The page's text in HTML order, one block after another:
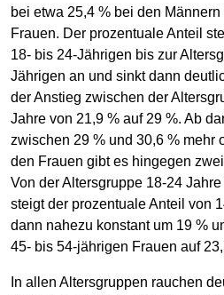
bei etwa 25,4 % bei den
Frauen. Der prozentuale Anteil
18- bis 24-Jährigen bis zur
Jährigen an und sinkt dann
der Anstieg zwischen der
Jahre von 21,9 % auf 29 %. Ab
zwischen 29 % und 30,6 % mehr
den Frauen gibt es hingegen
Von der Altersgruppe 18-24
steigt der prozentuale Anteil von
dann nahezu konstant um 19 %
45- bis 54-jährigen Frauen auf
In allen Altersgruppen rauchen